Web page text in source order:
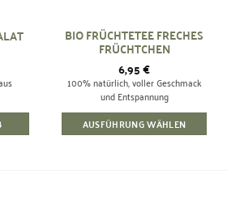
BIO FRÜCHTETEE FRECHES
FRÜCHTCHEN
6,95€
100% natürlich, voller Geschmack
und Entspannung
AUSFÜHRUNG WÄHLEN